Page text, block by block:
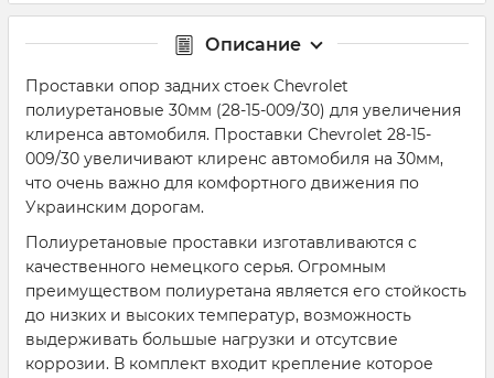
Описание
Проставки опор задних стоек Chevrolet
полиуретановые 30мм (28-15-009/30) для увеличения
клиренса автомобиля. Проставки Chevrolet 28-15-
009/30 увеличивают клиренс автомобиля на 30мм,
что очень важно для комфортного движения по
Украинским дорогам.
Полиуретановые проставки изготавливаются с
качественного немецкого серья. Огромным
преимуществом полиуретана является его стойкость
до низких и высоких температур, возможность
выдерживать большые нагрузки и отсутсвие
коррозии. В комплект входит крепление которое